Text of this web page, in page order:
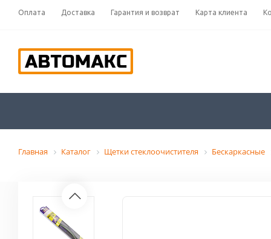
Оплата Доставка Гарантия и возврат Карта клиента
Главная Каталог Щетки стеклоочистителя Бескаркасные